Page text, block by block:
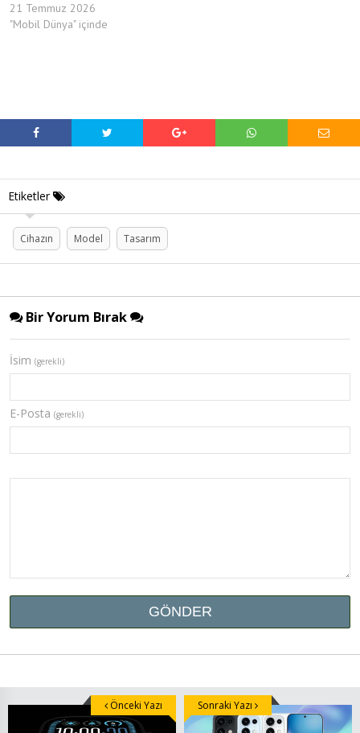
21 Temmuz 2026
"Mobil Dünya" içinde
Etiketler
Cihazın Model Tasarım
Bir Yorum Bırak
İsim (gerekli)
E-Posta (gerekli)
Önceki Yazı Sonraki Yazı